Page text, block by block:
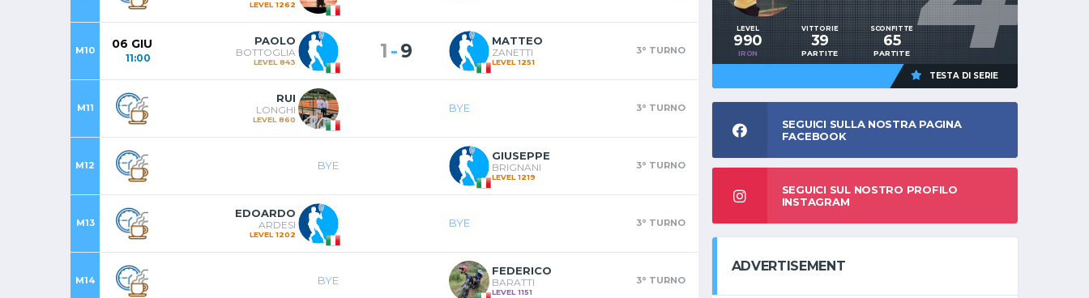
LEVEL 1262
M10 06 GIU
11:00
PAOLO
BOTTOGLIA
LEVEL 843 1 -9 MATTEO
ZANETTI
LEVEL 1251
3° TURNO
M11
RUI
LONGHI
LEVEL 860
BYE 3° TURNO
M12 BYE
GIUSEPPE
BRIGNANI
LEVEL 1219
3° TURNO
M13
EDOARDO
ARDESI
LEVEL 1202
BYE 3° TURNO
M14 BYE
FEDERICO
BARATTI
LEVEL 1151
3° TURNO
LEVEL
990
IRON
VITTORIE
39
PARTITE
SCONFITTE
65
PARTITE
TESTA DI SERIE
SEGUICI SULLA NOSTRA PAGINA
FACEBOOK
SEGUICI SUL NOSTRO PROFILO
INSTAGRAM
ADVERTISEMENT